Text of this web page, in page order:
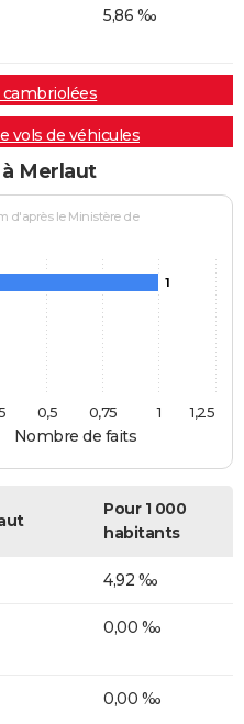
5,86 ‰
cambriolées
vols de véhicules
Merlaut
Nombre de faits
d'après le Ministère de
1
1
0,5 0,75 1,25
Pour 1 000
habitants
4,92 ‰
0,00 ‰
0,00 ‰